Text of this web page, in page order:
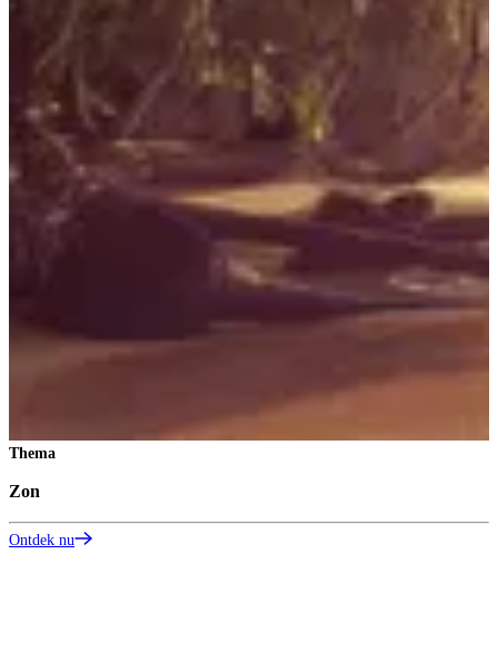
Thema
Zon
Ontdek nu